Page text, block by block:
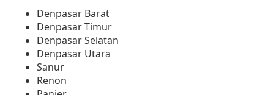
Denpasar Barat
Denpasar Timur
Denpasar Selatan
Denpasar Utara
Sanur
Renon